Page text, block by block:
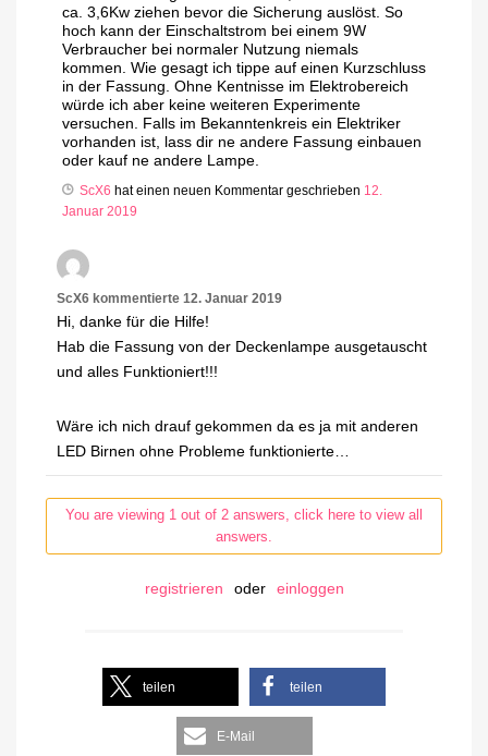
ca. 3,6Kw ziehen bevor die Sicherung auslöst. So
hoch kann der Einschaltstrom bei einem 9W
Verbraucher bei normaler Nutzung niemals
kommen. Wie gesagt ich tippe auf einen Kurzschluss
in der Fassung. Ohne Kentnisse im Elektrobereich
würde ich aber keine weiteren Experimente
versuchen. Falls im Bekanntenkreis ein Elektriker
vorhanden ist, lass dir ne andere Fassung einbauen
oder kauf ne andere Lampe.
ScX6 hat einen neuen Kommentar geschrieben 12.
Januar 2019
ScX6 kommentierte 12. Januar 2019
Hi, danke für die Hilfe!
Hab die Fassung von der Deckenlampe ausgetauscht
und alles Funktioniert!!!
Wäre ich nich drauf gekommen da es ja mit anderen
LED Birnen ohne Probleme funktionierte…
You are viewing 1 out of 2 answers, click here to view all
answers.
registrieren oder einloggen
teilen teilen
E-Mail